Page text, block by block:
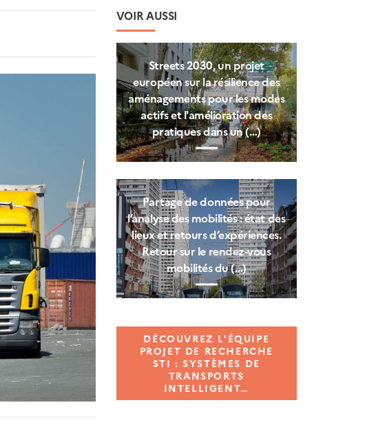
VOIR AUSSI
Streets 2030, un projet
européen sur la résilience des
aménagements pour les modes
actifs et l'amélioration des
pratiques dans un (…)
Partage de données pour
l’analyse des mobilités : état des
lieux et retours d’expériences.
Retour sur le rendez-vous
mobilités du (…)
DÉCOUVREZ L'ÉQUIPE
PROJET DE RECHERCHE
STI : SYSTÈMES DE
TRANSPORTS
INTELLIGENT…